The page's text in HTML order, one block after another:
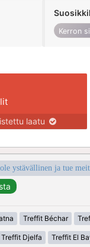
Kerron
laatu
ystävällinen ja tue
Treffit Béchar
Treffit Djelfa Treffit El